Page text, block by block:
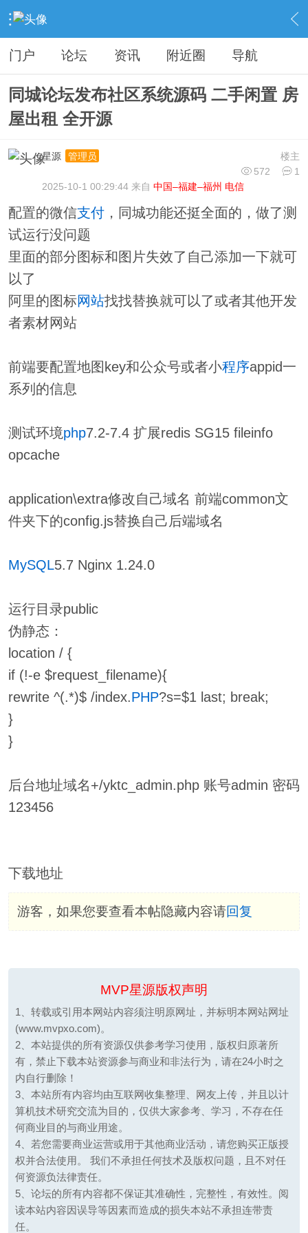
› 分类信息 › 源码模板 › 内容
门户 论坛 资讯 附近圈 导航
同城论坛发布社区系统源码 二手闲置 房
屋出租 全开源
楼主
星源
管理员
572
1
2025-10-1 00:29:44 来自 中国–福建–福州 电信
配置的微信支付，同城功能还挺全面的，做了测
试运行没问题
里面的部分图标和图片失效了自己添加一下就可
以了
阿里的图标网站找找替换就可以了或者其他开发
者素材网站
前端要配置地图key和公众号或者小程序appid一
系列的信息
测试环境php7.2-7.4 扩展redis SG15 fileinfo
opcache
application\extra修改自己域名 前端common文
件夹下的config.js替换自己后端域名
MySQL5.7 Nginx 1.24.0
运行目录public
伪静态：
location / {
if (!-e $request_filename){
rewrite ^(.*)$ /index.PHP?s=$1 last; break;
}
}
后台地址域名+/yktc_admin.php 账号admin 密码
123456
下载地址
游客，如果您要查看本帖隐藏内容请回复
MVP星源版权声明
1、转载或引用本网站内容须注明原网址，并标明本网站网址
(www.mvpxo.com)。
2、本站提供的所有资源仅供参考学习使用，版权归原著所
有，禁止下载本站资源参与商业和非法行为，请在24小时之
内自行删除！
3、本站所有内容均由互联网收集整理、网友上传，并且以计
算机技术研究交流为目的，仅供大家参考、学习，不存在任
何商业目的与商业用途。
4、若您需要商业运营或用于其他商业活动，请您购买正版授
权并合法使用。 我们不承担任何技术及版权问题，且不对任
何资源负法律责任。
5、论坛的所有内容都不保证其准确性，完整性，有效性。阅
读本站内容因误导等因素而造成的损失本站不承担连带责
任。